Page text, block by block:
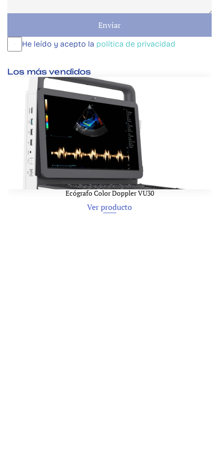
Enviar
He leído y acepto la política de privacidad
Los más vendidos
Ecógrafo Color Doppler VU30
Ver producto